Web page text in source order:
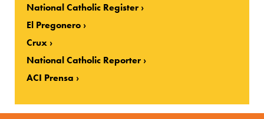
National Catholic Register
El Pregonero
Crux
National Catholic Reporter
ACI Prensa